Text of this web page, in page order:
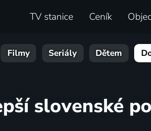
TV stanice Ceník
Filmy Seriály Dětem
slovenské